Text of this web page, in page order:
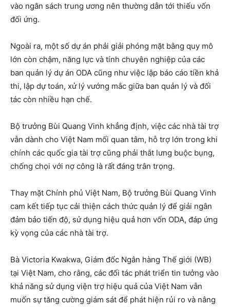
vào ngân sách trung ương nên thường dẫn tới thiếu vốn
đối ứng.
Ngoài ra, một số dự án phải giải phóng mặt bằng quy mô
lớn còn chậm, năng lực và tính chuyên nghiệp của các
ban quản lý dự án ODA cũng như việc lập báo cáo tiền khả
thi, lập dự toán, xử lý vướng mắc giữa ban quản lý và đối
tác còn nhiều hạn chế.
Bộ trưởng Bùi Quang Vinh khẳng định, việc các nhà tài trợ
vẫn dành cho Việt Nam mối quan tâm, hỗ trợ lớn trong khi
chính các quốc gia tài trợ cũng phải thắt lưng buộc bụng,
chống chọi với nợ công là rất đáng trân trọng.
Thay mặt Chính phủ Việt Nam, Bộ trưởng Bùi Quang Vinh
cam kết tiếp tục cải thiện cách thức quản lý để giải ngân
đảm bảo tiến độ, sử dụng hiệu quả hơn vốn ODA, đáp ứng
kỳ vọng của các nhà tài trợ.
Bà Victoria Kwakwa, Giám đốc Ngân hàng Thế giới (WB)
tại Việt Nam, cho rằng, các đối tác phát triển tin tưởng vào
khả năng sử dụng viện trợ hiệu quả của Việt Nam vẫn
muốn sự tăng cường giám sát để phát hiện rủi ro và nâng